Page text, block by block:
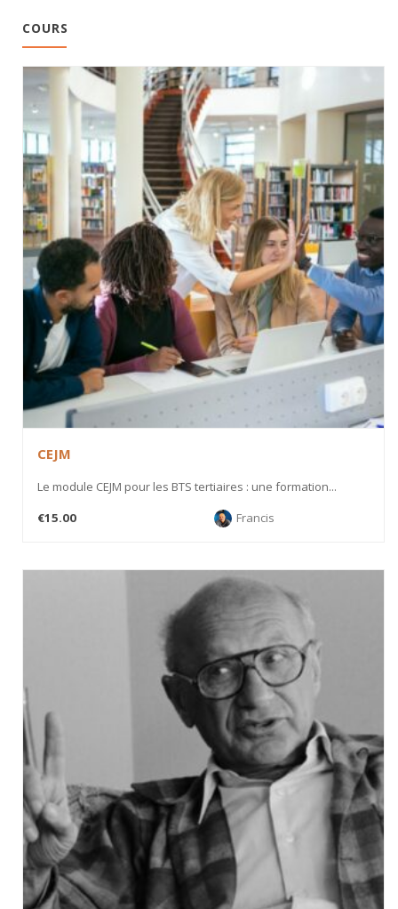
COURS
CEJM
Le module CEJM pour les BTS tertiaires : une formation...
€15.00
Francis